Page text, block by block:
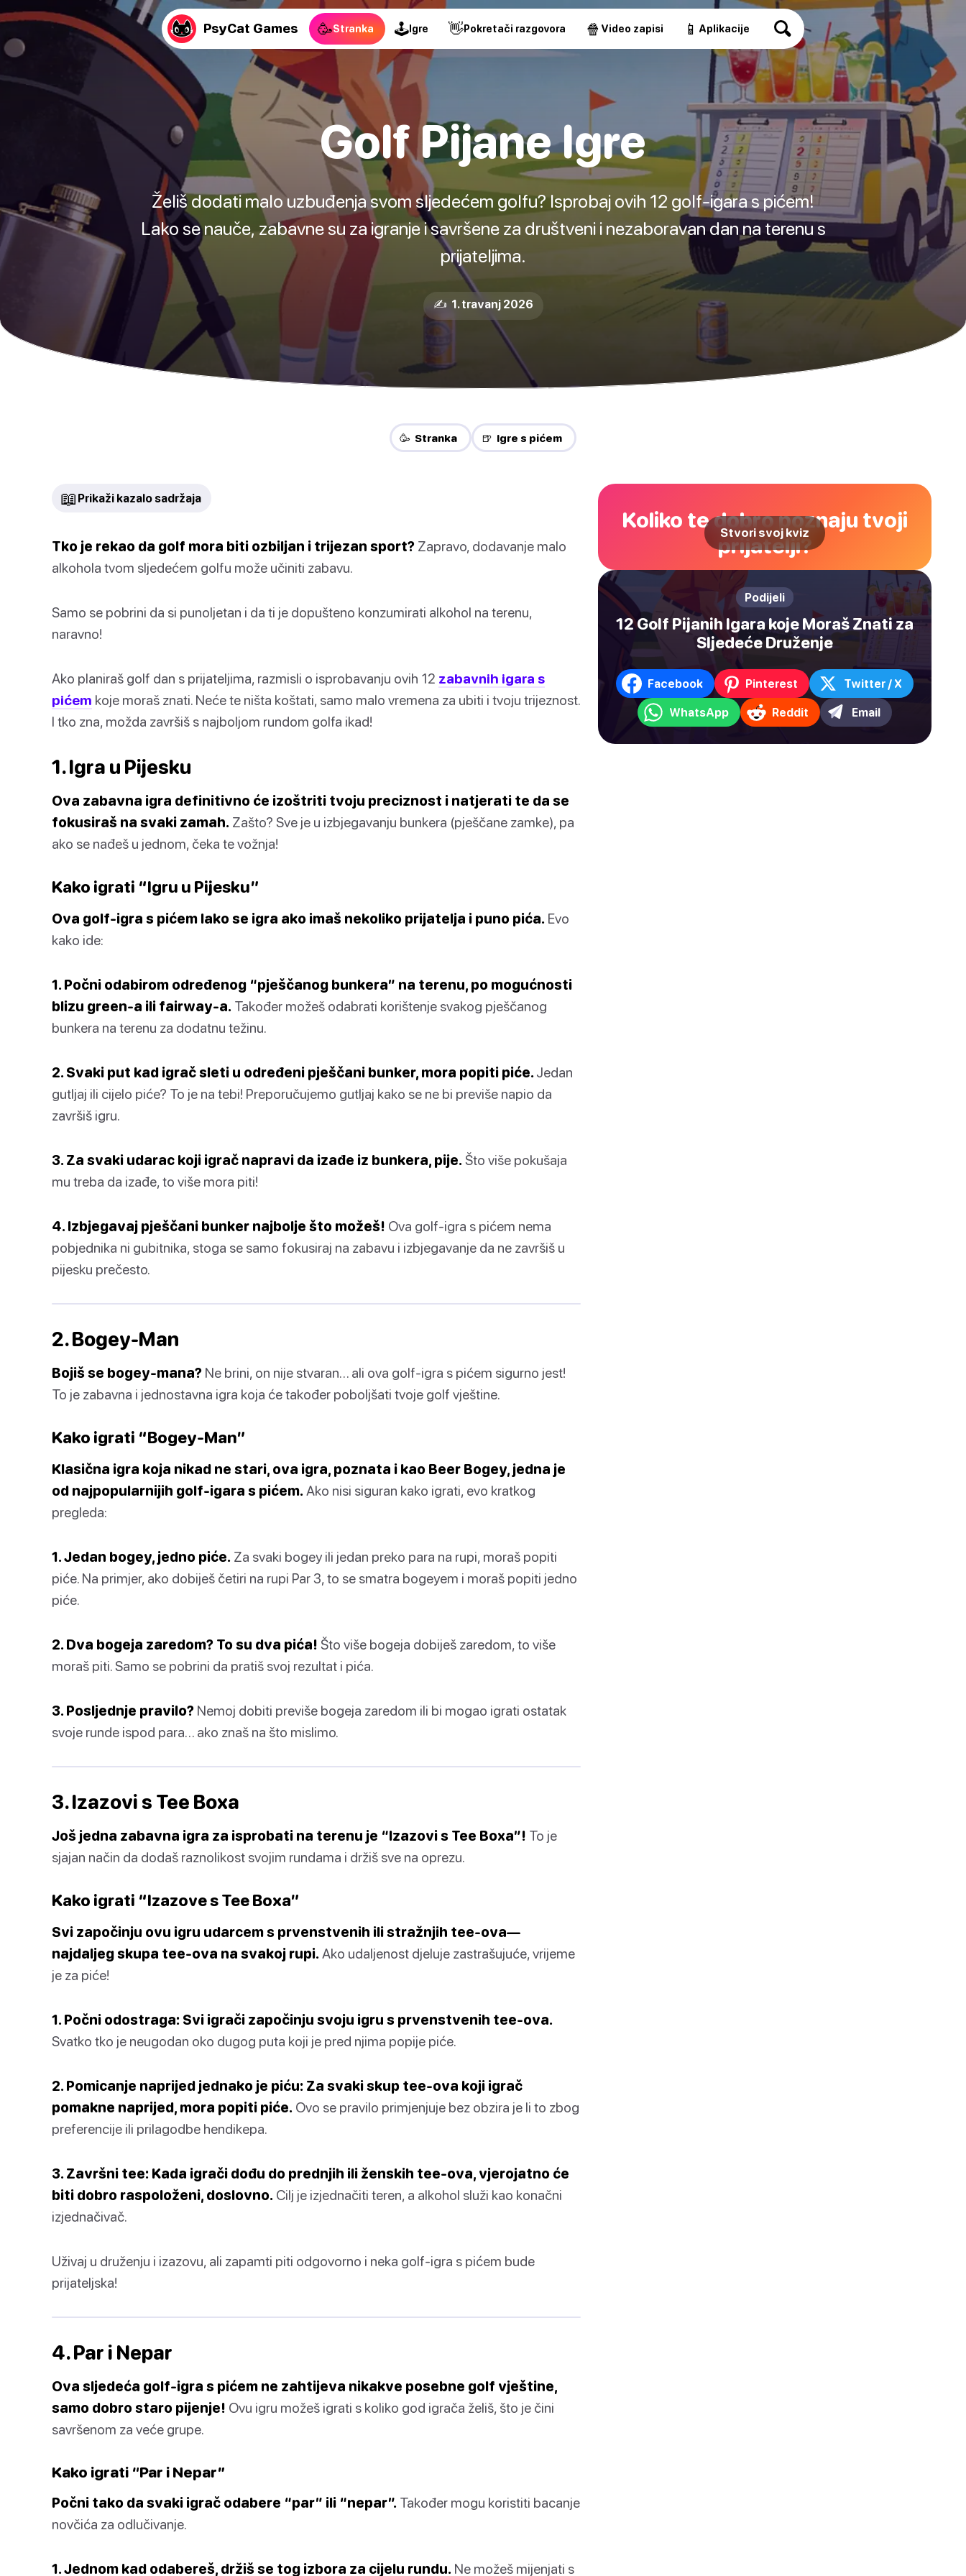
PsyCat Games 🥳Stranka 🕹Igre 👋Pokretači razgovora 🍿 Video zapisi 📱 Aplikacije
Golf Pijane Igre
Želiš dodati malo uzbuđenja svom sljedećem golfu? Isprobaj ovih 12 golf-igara s pićem!
Lako se nauče, zabavne su za igranje i savršene za društveni i nezaboravan dan na terenu s
prijateljima.
✍️ 1. travanj 2026
🥳 Stranka 🍺 Igre s pićem
📖 Prikaži kazalo sadržaja
Tko je rekao da golf mora biti ozbiljan i trijezan sport? Zapravo, dodavanje malo
alkohola tvom sljedećem golfu može učiniti zabavu.
Samo se pobrini da si punoljetan i da ti je dopušteno konzumirati alkohol na terenu,
naravno!
Ako planiraš golf dan s prijateljima, razmisli o isprobavanju ovih 12 zabavnih igara s
pićem koje moraš znati. Neće te ništa koštati, samo malo vremena za ubiti i tvoju trijeznost.
I tko zna, možda završiš s najboljom rundom golfa ikad!
1. Igra u Pijesku
Ova zabavna igra definitivno će izoštriti tvoju preciznost i natjerati te da se
fokusiraš na svaki zamah. Zašto? Sve je u izbjegavanju bunkera (pješčane zamke), pa
ako se nađeš u jednom, čeka te vožnja!
Kako igrati “Igru u Pijesku”
Ova golf-igra s pićem lako se igra ako imaš nekoliko prijatelja i puno pića. Evo
kako ide:
1. Počni odabirom određenog “pješčanog bunkera” na terenu, po mogućnosti
blizu green-a ili fairway-a. Također možeš odabrati korištenje svakog pješčanog
bunkera na terenu za dodatnu težinu.
2. Svaki put kad igrač sleti u određeni pješčani bunker, mora popiti piće. Jedan
gutljaj ili cijelo piće? To je na tebi! Preporučujemo gutljaj kako se ne bi previše napio da
završiš igru.
3. Za svaki udarac koji igrač napravi da izađe iz bunkera, pije. Što više pokušaja
mu treba da izađe, to više mora piti!
4. Izbjegavaj pješčani bunker najbolje što možeš! Ova golf-igra s pićem nema
pobjednika ni gubitnika, stoga se samo fokusiraj na zabavu i izbjegavanje da ne završiš u
pijesku prečesto.
2. Bogey-Man
Bojiš se bogey-mana? Ne brini, on nije stvaran… ali ova golf-igra s pićem sigurno jest!
To je zabavna i jednostavna igra koja će također poboljšati tvoje golf vještine.
Kako igrati “Bogey-Man”
Klasična igra koja nikad ne stari, ova igra, poznata i kao Beer Bogey, jedna je
od najpopularnijih golf-igara s pićem. Ako nisi siguran kako igrati, evo kratkog
pregleda:
1. Jedan bogey, jedno piće. Za svaki bogey ili jedan preko para na rupi, moraš popiti
piće. Na primjer, ako dobiješ četiri na rupi Par 3, to se smatra bogeyem i moraš popiti jedno
piće.
2. Dva bogeja zaredom? To su dva pića! Što više bogeja dobiješ zaredom, to više
moraš piti. Samo se pobrini da pratiš svoj rezultat i pića.
3. Posljednje pravilo? Nemoj dobiti previše bogeja zaredom ili bi mogao igrati ostatak
svoje runde ispod para… ako znaš na što mislimo.
3. Izazovi s Tee Boxa
Još jedna zabavna igra za isprobati na terenu je “Izazovi s Tee Boxa”! To je
sjajan način da dodaš raznolikost svojim rundama i držiš sve na oprezu.
Kako igrati “Izazove s Tee Boxa”
Svi započinju ovu igru udarcem s prvenstvenih ili stražnjih tee-ova—
najdaljeg skupa tee-ova na svakoj rupi. Ako udaljenost djeluje zastrašujuće, vrijeme
je za piće!
1. Počni odostraga: Svi igrači započinju svoju igru s prvenstvenih tee-ova.
Svatko tko je neugodan oko dugog puta koji je pred njima popije piće.
2. Pomicanje naprijed jednako je piću: Za svaki skup tee-ova koji igrač
pomakne naprijed, mora popiti piće. Ovo se pravilo primjenjuje bez obzira je li to zbog
preferencije ili prilagodbe hendikepa.
3. Završni tee: Kada igrači dođu do prednjih ili ženskih tee-ova, vjerojatno će
biti dobro raspoloženi, doslovno. Cilj je izjednačiti teren, a alkohol služi kao konačni
izjednačivač.
Uživaj u druženju i izazovu, ali zapamti piti odgovorno i neka golf-igra s pićem bude
prijateljska!
4. Par i Nepar
Ova sljedeća golf-igra s pićem ne zahtijeva nikakve posebne golf vještine,
samo dobro staro pijenje! Ovu igru možeš igrati s koliko god igrača želiš, što je čini
savršenom za veće grupe.
Kako igrati “Par i Nepar”
Počni tako da svaki igrač odabere “par” ili “nepar”. Također mogu koristiti bacanje
novčića za odlučivanje.
1. Jednom kad odabereš, držiš se tog izbora za cijelu rundu. Ne možeš mijenjati s
Koliko te dobro poznaju tvoji
prijatelji?
Stvori svoj kviz
Podijeli
12 Golf Pijanih Igara koje Moraš Znati za
Sljedeće Druženje
Facebook Pinterest Twitter / X
WhatsApp Reddit Email